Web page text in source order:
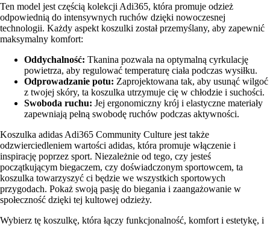
Ten model jest częścią kolekcji Adi365, która promuje odzież
odpowiednią do intensywnych ruchów dzięki nowoczesnej
technologii. Każdy aspekt koszulki został przemyślany, aby zapewnić
maksymalny komfort:
Oddychalność: Tkanina pozwala na optymalną cyrkulację
powietrza, aby regulować temperaturę ciała podczas wysiłku.
Odprowadzanie potu: Zaprojektowana tak, aby usunąć wilgoć
z twojej skóry, ta koszulka utrzymuje cię w chłodzie i suchości.
Swoboda ruchu: Jej ergonomiczny krój i elastyczne materiały
zapewniają pełną swobodę ruchów podczas aktywności.
Koszulka adidas Adi365 Community Culture jest także
odzwierciedleniem wartości adidas, która promuje włączenie i
inspirację poprzez sport. Niezależnie od tego, czy jesteś
początkującym biegaczem, czy doświadczonym sportowcem, ta
koszulka towarzyszyć ci będzie we wszystkich sportowych
przygodach. Pokaż swoją pasję do biegania i zaangażowanie w
społeczność dzięki tej kultowej odzieży.
Wybierz tę koszulkę, która łączy funkcjonalność, komfort i estetykę, i